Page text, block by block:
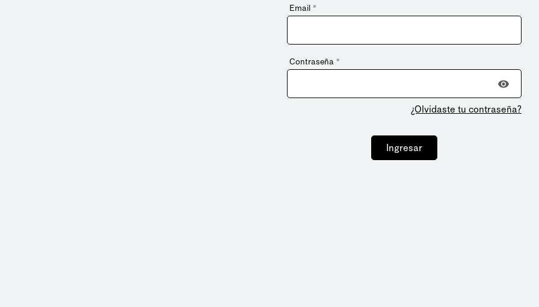
Email *
Contraseña *
¿Olvidaste tu contraseña?
Ingresar